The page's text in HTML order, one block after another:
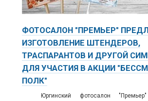
ФОТОСАЛОН "ПРЕМЬЕР"
ИЗГОТОВЛЕНИЕ ШТЕНДЕРОВ,
ТРАСПАРАНТОВ И ДРУГОЙ
ДЛЯ УЧАСТИЯ В АКЦИИ
ПОЛК"
Юргинский фотосалон